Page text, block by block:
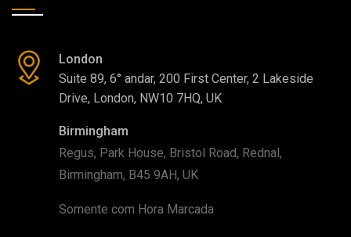
London
Suite 89, 6° andar, 200 First Center, 2 Lakeside
Drive, London, NW10 7HQ, UK
Birmingham
Regus, Park House, Bristol Road, Rednal,
Birmingham, B45 9AH, UK
Somente com Hora Marcada